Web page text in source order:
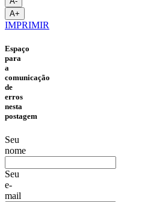
A+
IMPRIMIR
Espaço
para
a
comunicação
de
erros
nesta
postagem
Seu
nome
Seu
e-
mail